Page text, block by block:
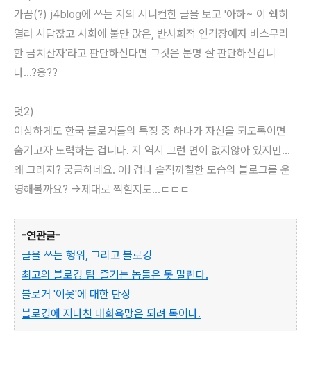
가끔(?) j4blog에 쓰는 저의 시니컬한 글을 보고 '아하~ 이 쉑히
열라 시답잖고 사회에 불만 많은, 반사회적 인격장애자 비스무리
한 금치산자'라고 판단하신다면 그것은 분명 잘 판단하신겁니
다...?응??
덧2)
이상하게도 한국 블로거들의 특징 중 하나가 자신을 되도록이면
숨기고자 노력하는 겁니다. 저 역시 그런 면이 없지않아 있지만...
왜 그러지? 궁금하네요. 아! 겁나 솔직까칠한 모습의 블로그를 운
영해볼까요? ->제대로 찍힐지도...ㄷㄷㄷ
-연관글-
글을 쓰는 행위, 그리고 블로깅
최고의 블로깅 팁_즐기는 놈들은 못 말린다.
블로거 '이웃'에 대한 단상
블로깅에 지나친 대화욕망은 되려 독이다.